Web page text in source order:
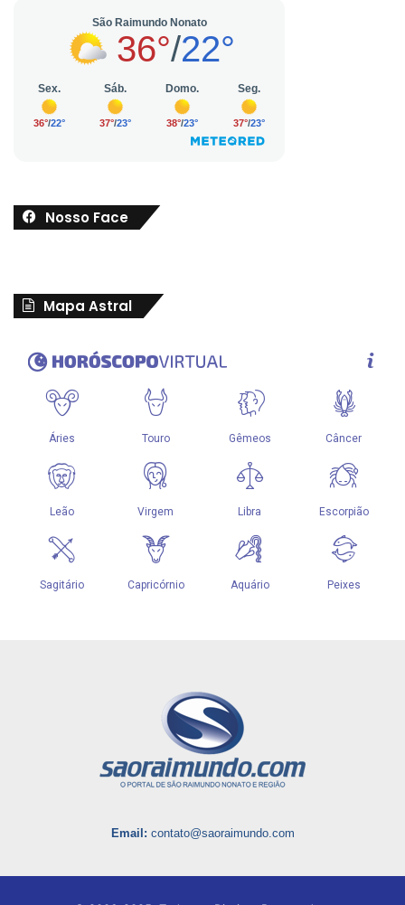
Nosso Face
Mapa Astral
Email: contato@saoraimundo.com